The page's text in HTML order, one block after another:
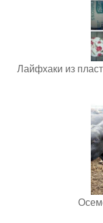
Лайфхаки из